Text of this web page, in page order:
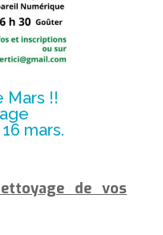
Mars !!
mars.
de vos